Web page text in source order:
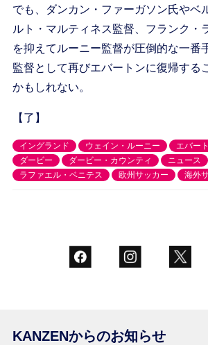
でも、ダンカン・ファーガソン氏やベ
ルト・マルティネス監督、フランク・
を抑えてルーニー監督が圧倒的な一番
監督として再びエバートンに復帰する
かもしれない。
【了】
イングランド ウェイン・ルーニー エバー
ダービー
ダービー・カウンティ ニュース
ラファエル・ベニテス
欧州サッカー 海外
KANZENからのお知らせ